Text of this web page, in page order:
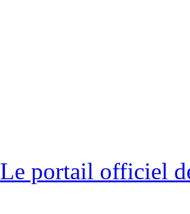
Le portail officiel